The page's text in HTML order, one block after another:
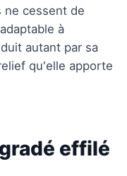
effilé mi-
un look réussi
ne cessent de
à
autant par sa
qu'elle apporte
effilé